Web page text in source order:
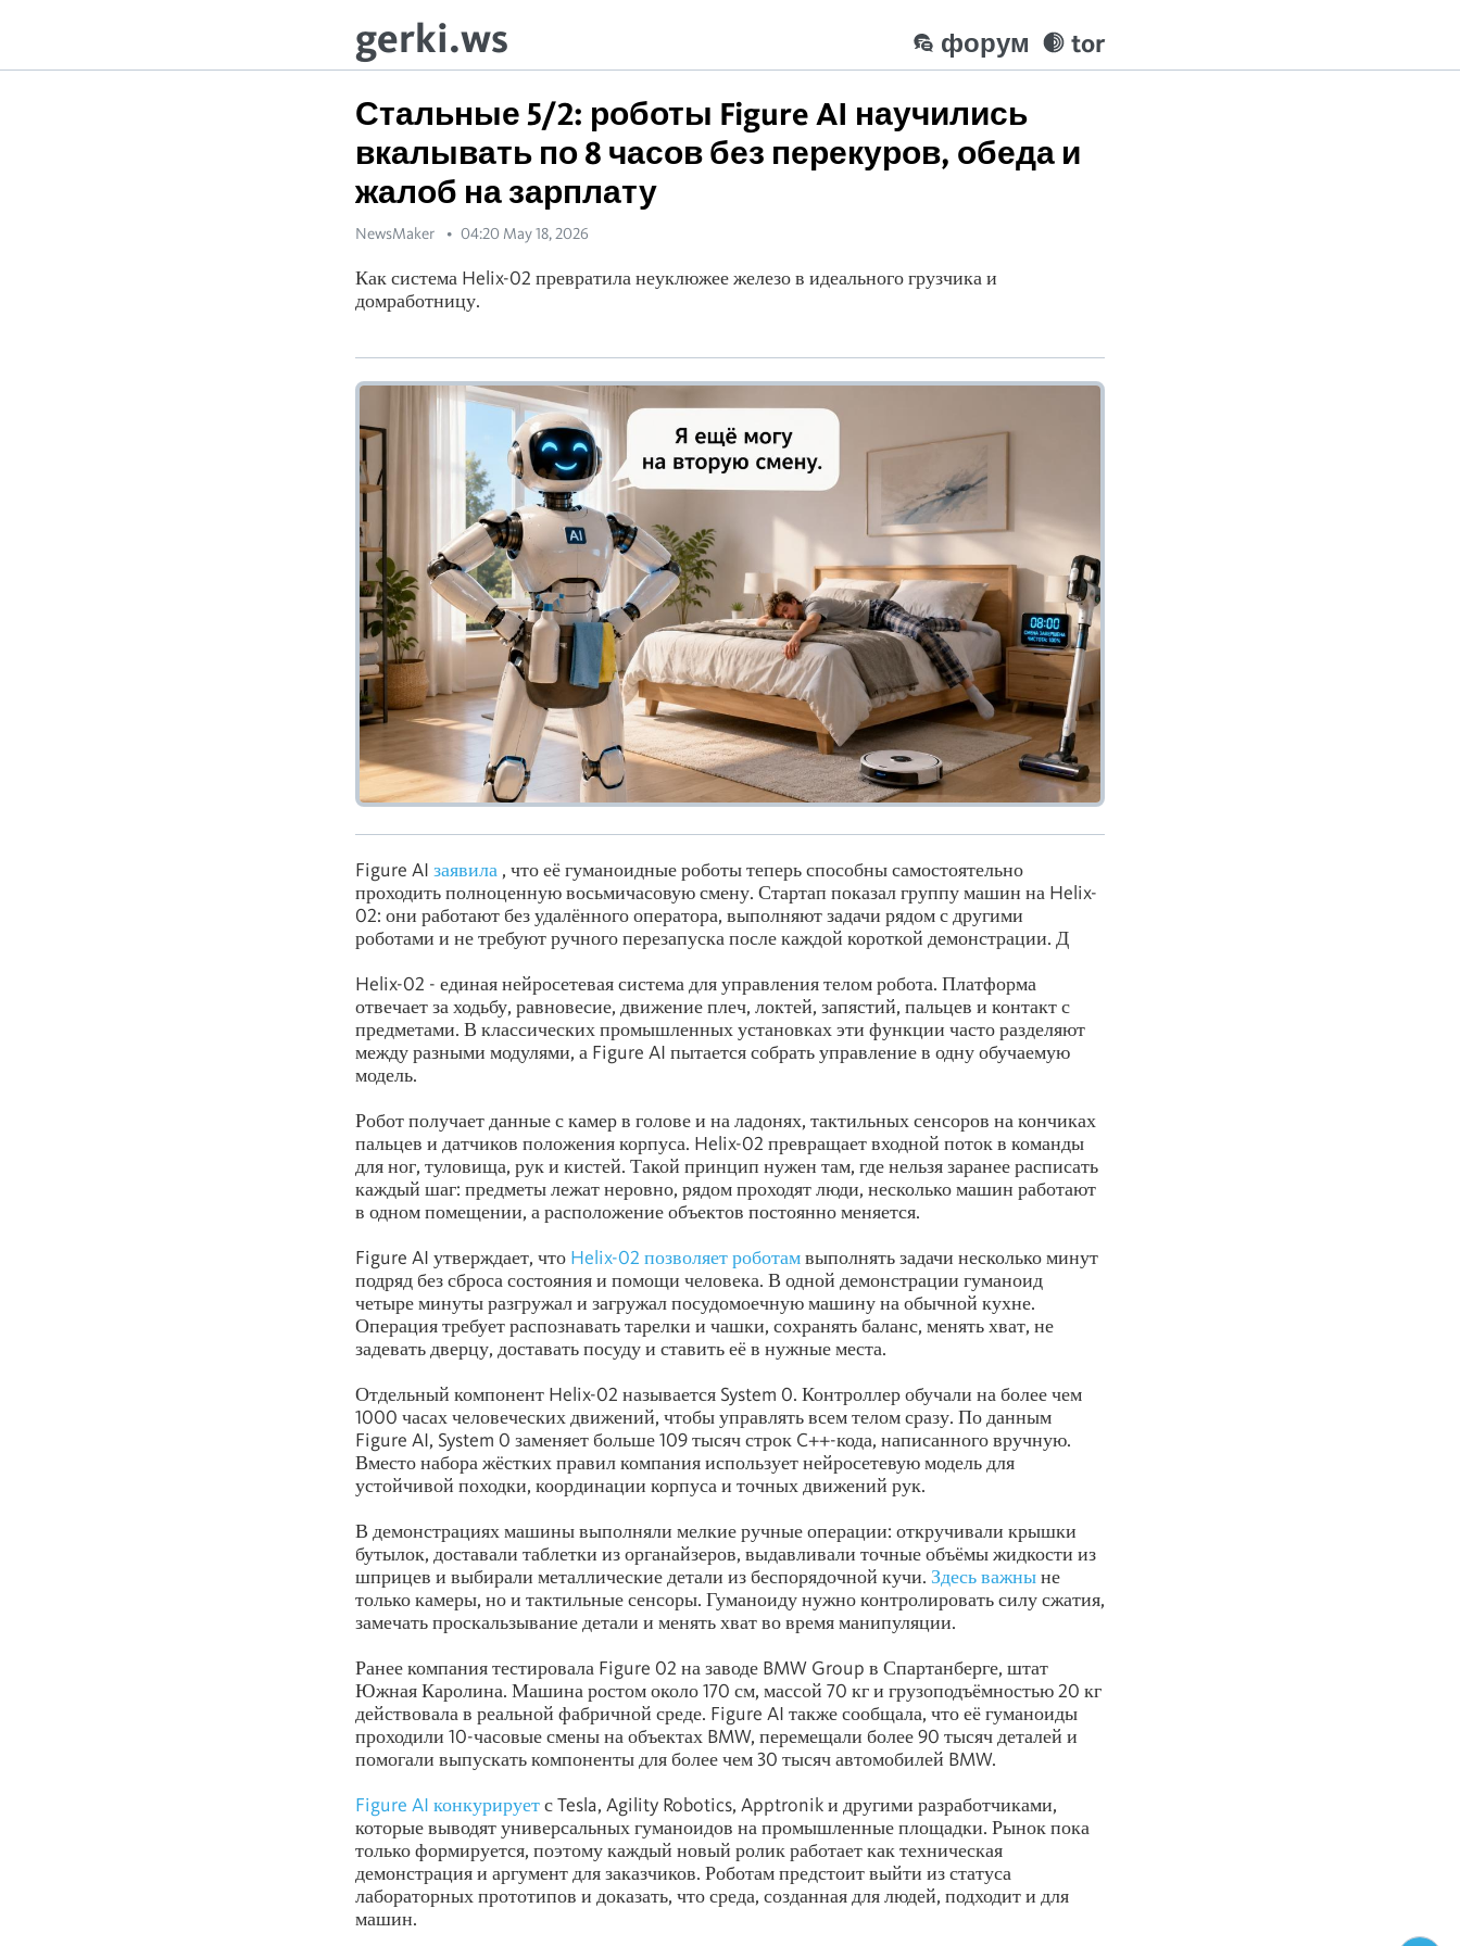
gerki.ws tor
форум
Стальные 5/2: роботы Figure AI научились
вкалывать по 8 часов без перекуров, обеда и
жалоб на зарплату
NewsMaker 04:20 May 18, 2026
Как система Helix-02 превратила неуклюжее железо в идеального грузчика и
домработницу.
Figure AI заявила , что её гуманоидные роботы теперь способны самостоятельно
проходить полноценную восьмичасовую смену. Стартап показал группу машин на Helix-
02: они работают без удалённого оператора, выполняют задачи рядом с другими
роботами и не требуют ручного перезапуска после каждой короткой демонстрации. Д
Helix-02 - единая нейросетевая система для управления телом робота. Платформа
отвечает за ходьбу, равновесие, движение плеч, локтей, запястий, пальцев и контакт с
предметами. В классических промышленных установках эти функции часто разделяют
между разными модулями, а Figure AI пытается собрать управление в одну обучаемую
модель.
Робот получает данные с камер в голове и на ладонях, тактильных сенсоров на кончиках
пальцев и датчиков положения корпуса. Helix-02 превращает входной поток в команды
для ног, туловища, рук и кистей. Такой принцип нужен там, где нельзя заранее расписать
каждый шаг: предметы лежат неровно, рядом проходят люди, несколько машин работают
в одном помещении, а расположение объектов постоянно меняется.
Figure AI утверждает, что Helix-02 позволяет роботамвыполнять задачи несколько минут
подряд без сброса состояния и помощи человека. В одной демонстрации гуманоид
четыре минуты разгружал и загружал посудомоечную машину на обычной кухне.
Операция требует распознавать тарелки и чашки, сохранять баланс, менять хват, не
задевать дверцу, доставать посуду и ставить её в нужные места.
Отдельный компонент Helix-02 называется System 0. Контроллер обучали на более чем
1000 часах человеческих движений, чтобы управлять всем телом сразу. По данным
Figure AI, System 0 заменяет больше 109 тысяч строк C++-кода, написанного вручную.
Вместо набора жёстких правил компания использует нейросетевую модель для
устойчивой походки, координации корпуса и точных движений рук.
В демонстрациях машины выполняли мелкие ручные операции: откручивали крышки
бутылок, доставали таблетки из органайзеров, выдавливали точные объёмы жидкости из
шприцев и выбирали металлические детали из беспорядочной кучи. Здесь важныне
только камеры, но и тактильные сенсоры. Гуманоиду нужно контролировать силу сжатия,
замечать проскальзывание детали и менять хват во время манипуляции.
Ранее компания тестировала Figure 02 на заводе BMW Group в Спартанберге, штат
Южная Каролина. Машина ростом около 170 см, массой 70 кг и грузоподъёмностью 20 кг
действовала в реальной фабричной среде. Figure AI также сообщала, что её гуманоиды
проходили 10-часовые смены на объектах BMW, перемещали более 90 тысяч деталей и
помогали выпускать компоненты для более чем 30 тысяч автомобилей BMW.
Figure AI конкурируетс Tesla, Agility Robotics, Apptronik и другими разработчиками,
которые выводят универсальных гуманоидов на промышленные площадки. Рынок пока
только формируется, поэтому каждый новый ролик работает как техническая
демонстрация и аргумент для заказчиков. Роботам предстоит выйти из статуса
лабораторных прототипов и доказать, что среда, созданная для людей, подходит и для
машин.